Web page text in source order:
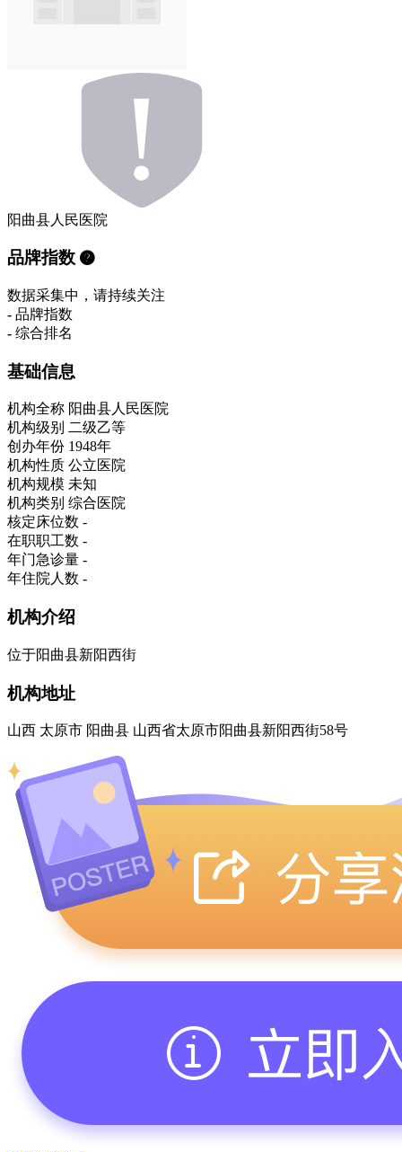
阳曲县人民医院
品牌指数
数据采集中，请持续关注
- 品牌指数
- 综合排名
基础信息
机构全称 阳曲县人民医院
机构级别 二级乙等
创办年份 1948年
机构性质 公立医院
机构规模 未知
机构类别 综合医院
核定床位数 -
在职职工数 -
年门急诊量 -
年住院人数 -
机构介绍
位于阳曲县新阳西街
机构地址
山西 太原市 阳曲县 山西省太原市阳曲县新阳西街58号